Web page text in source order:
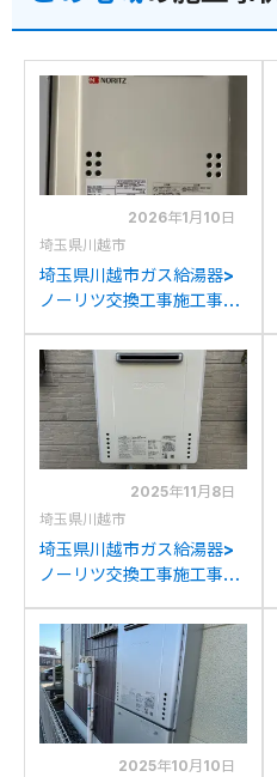
2026年1月10日
埼玉県川越市
埼玉県川越市ガス給湯器>
ノーリツ交換工事施工事
らノーリツGQ-1639WE-1
への交換
2025年11月8日
埼玉県川越市
埼玉県川越市ガス給湯器>
ノーリツ交換工事施工事
2027SAWXからノーリツ
GT-1670SAW BLへの交換
2025年10月10日